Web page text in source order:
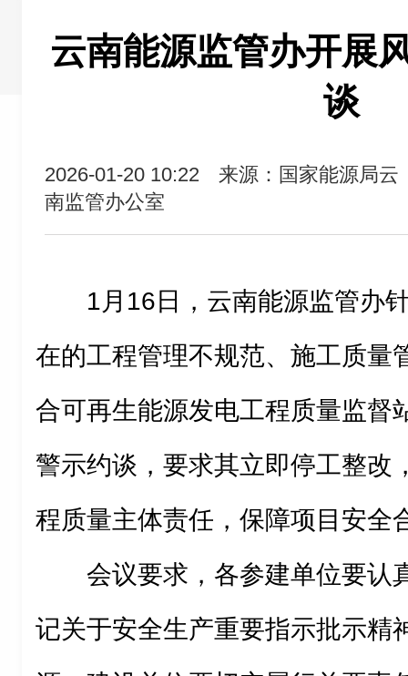
云南能源监管办开展
谈
2026-01-20 10:22
来源：国家能源局云
南监管办公室
1月16日，云南能源监管办
在的工程管理不规范、施工质量
合可再生能源发电工程质量监督
警示约谈，要求其立即停工整改
程质量主体责任，保障项目安全
会议要求，各参建单位要认
记关于安全生产重要指示批示精